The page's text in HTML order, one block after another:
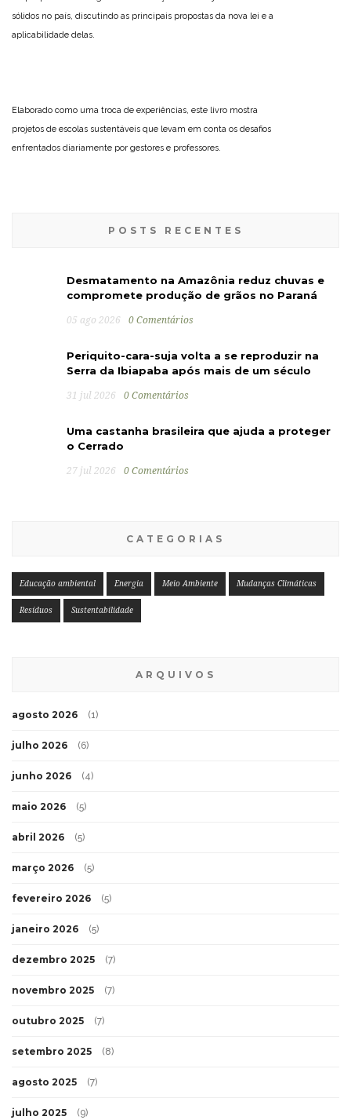
sólidos no país, discutindo as principais propostas da nova lei e a
aplicabilidade delas.
Elaborado como uma troca de experiências, este livro mostra
projetos de escolas sustentáveis que levam em conta os desafios
enfrentados diariamente por gestores e professores.
POSTS RECENTES
Desmatamento na Amazônia reduz chuvas e
compromete produção de grãos no Paraná
05 ago 2026 0 Comentários
Periquito-cara-suja volta a se reproduzir na
Serra da Ibiapaba após mais de um século
31 jul 2026 0 Comentários
Uma castanha brasileira que ajuda a proteger
o Cerrado
27 jul 2026 0 Comentários
CATEGORIAS
Educação ambiental Energia Meio Ambiente Mudanças Climáticas
Resíduos Sustentabilidade
ARQUIVOS
agosto 2026 (1)
julho 2026 (6)
junho 2026 (4)
maio 2026 (5)
abril 2026 (5)
março 2026 (5)
fevereiro 2026 (5)
janeiro 2026 (5)
dezembro 2025 (7)
novembro 2025 (7)
outubro 2025 (7)
setembro 2025 (8)
agosto 2025 (7)
julho 2025 (9)